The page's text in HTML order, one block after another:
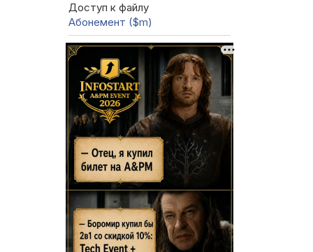
Доступ к файлу
Абонемент ($m)